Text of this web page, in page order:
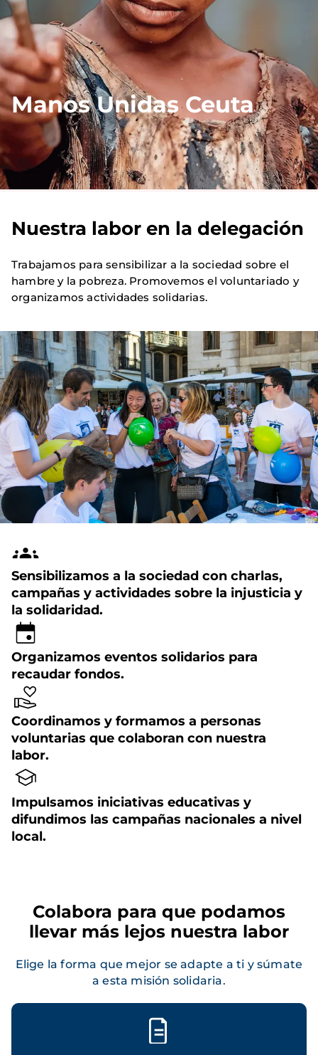
Manos Unidas Ceuta
Nuestra labor en la delegación
Trabajamos para sensibilizar a la sociedad sobre el
hambre y la pobreza. Promovemos el voluntariado y
organizamos actividades solidarias.
Sensibilizamos a la sociedad con charlas,
campañas y actividades sobre la injusticia y
la solidaridad.
Organizamos eventos solidarios para
recaudar fondos.
Coordinamos y formamos a personas
voluntarias que colaboran con nuestra
labor.
Impulsamos iniciativas educativas y
difundimos las campañas nacionales a nivel
local.
Colabora para que podamos
llevar más lejos nuestra labor
Elige la forma que mejor se adapte a ti y súmate
a esta misión solidaria.